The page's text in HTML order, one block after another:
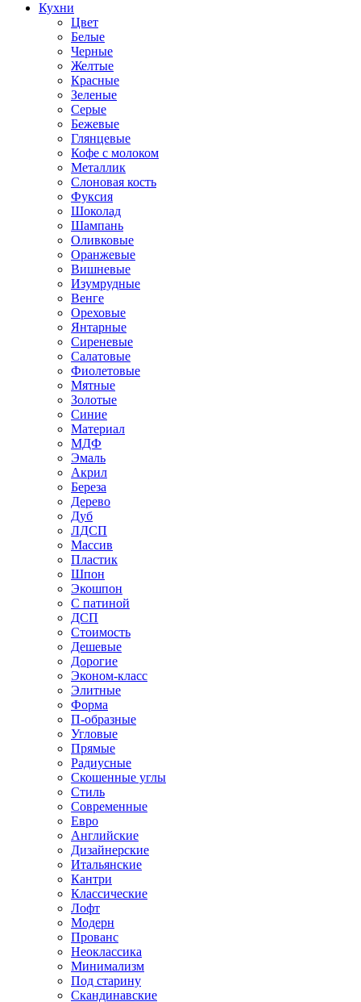
Кухни
Цвет
Белые
Черные
Желтые
Красные
Зеленые
Серые
Бежевые
Глянцевые
Кофе с молоком
Металлик
Слоновая кость
Фуксия
Шоколад
Шампань
Оливковые
Оранжевые
Вишневые
Изумрудные
Венге
Ореховые
Янтарные
Сиреневые
Салатовые
Фиолетовые
Мятные
Золотые
Синие
Материал
МДФ
Эмаль
Акрил
Береза
Дерево
Дуб
ЛДСП
Массив
Пластик
Шпон
Экошпон
С патиной
ДСП
Стоимость
Дешевые
Дорогие
Эконом-класс
Элитные
Форма
П-образные
Угловые
Прямые
Радиусные
Скошенные углы
Стиль
Современные
Евро
Английские
Дизайнерские
Итальянские
Кантри
Классические
Лофт
Модерн
Прованс
Неоклассика
Минимализм
Под старину
Скандинавские